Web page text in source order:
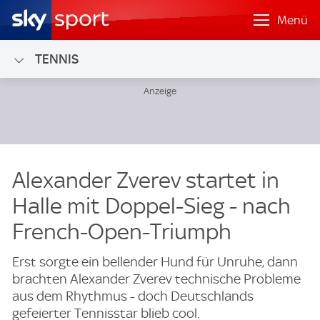
Menü
TENNIS
Alexander Zverev startet in
Halle mit Doppel-Sieg - nach
French-Open-Triumph
Erst sorgte ein bellender Hund für Unruhe, dann
brachten Alexander Zverev technische Probleme
aus dem Rhythmus - doch Deutschlands
gefeierter Tennisstar blieb cool.